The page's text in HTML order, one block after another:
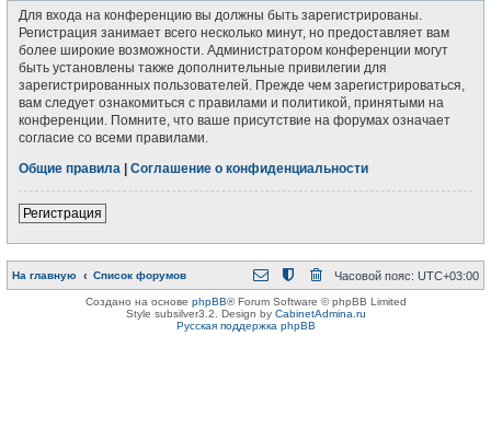
Для входа на конференцию вы должны быть зарегистрированы.
Регистрация занимает всего несколько минут, но предоставляет вам
более широкие возможности. Администратором конференции могут
быть установлены также дополнительные привилегии для
зарегистрированных пользователей. Прежде чем зарегистрироваться,
вам следует ознакомиться с правилами и политикой, принятыми на
конференции. Помните, что ваше присутствие на форумах означает
согласие со всеми правилами.
Общие правила
Соглашение о конфиденциальности
Регистрация
На главную Список форумов Часовой пояс: UTC+03:00
Создано на основе phpBB® Forum Software © phpBB Limited
Style subsilver3.2. Design by CabinetAdmina.ru
Русская поддержка phpBB